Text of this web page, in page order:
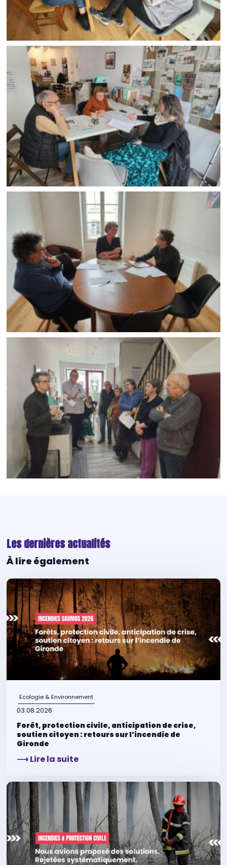
Les dernières actualités
À lire également
Ecologie & Environnement
03.08.2026
Forêt, protection civile, anticipation de crise,
soutien citoyen : retours sur l’incendie de
Gironde
⟶ Lire la suite